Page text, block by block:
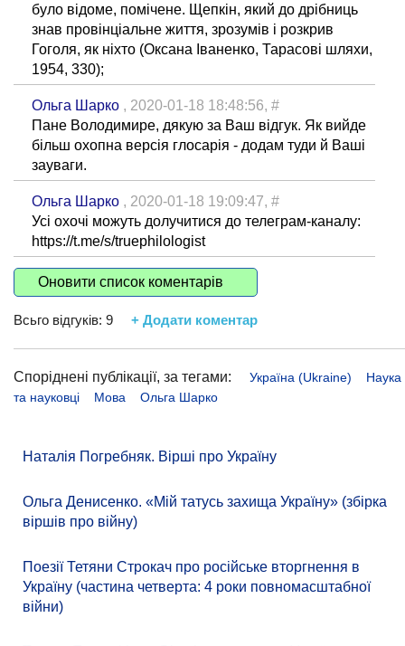
було відоме, помічене. Щепкін, який до дрібниць
знав провінціальне життя, зрозумів і розкрив
Гоголя, як ніхто (Оксана Іваненко, Тарасові шляхи,
1954, 330);
Ольга Шарко , 2020-01-18 18:48:56, #
Пане Володимире, дякую за Ваш відгук. Як вийде
більш охопна версія глосарія - додам туди й Ваші
зауваги.
Ольга Шарко , 2020-01-18 19:09:47, #
Усі охочі можуть долучитися до телеграм-каналу:
https://t.me/s/truephilologist
Оновити список коментарів
Всьго відгуків: 9 + Додати коментар
Споріднені публікації, за тегами: Україна (Ukraine)
Наука
та науковці
Мова Ольга Шарко
Наталія Погребняк. Вірші про Україну
Ольга Денисенко. «Мій татусь захища Україну» (збірка
віршів про війну)
Поезії Тетяни Строкач про російське вторгнення в
Україну (частина четверта: 4 роки повномасштабної
війни)